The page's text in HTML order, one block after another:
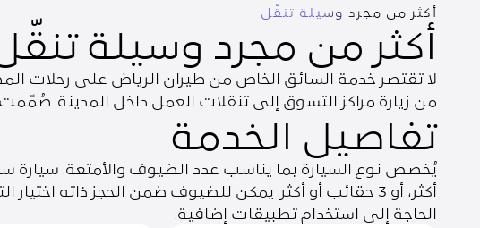
أكثر من مجرد وسيلة تنقّل
أكثر من مجرد وسيلة
لا تقتصر خدمة السائق الخاص من طيران الرياض على رحلات
من زيارة مراكز التسوق إلى تنقلات العمل داخل المدينة.
تفاصيل الخدمة
أكثر، أو 3 حقائب أو أكثر. يمكن للضيوف ضمن الحجز ذاته
الحاجة إلى استخدام تطبيقات إضافية.